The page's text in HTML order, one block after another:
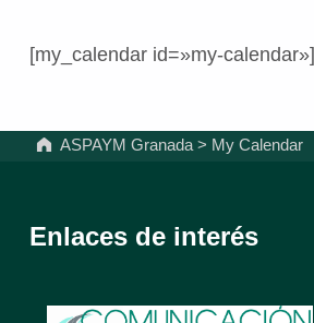
[my_calendar id=»my-calendar»]
ASPAYM Granada > My Calendar
Enlaces de interés